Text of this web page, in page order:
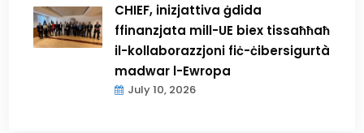
CHIEF, inizjattiva ġdida
ffinanzjata mill-UE biex tissaħħaħ
il-kollaborazzjoni fiċ-ċibersigurtà
madwar l-Ewropa
July 10, 2026